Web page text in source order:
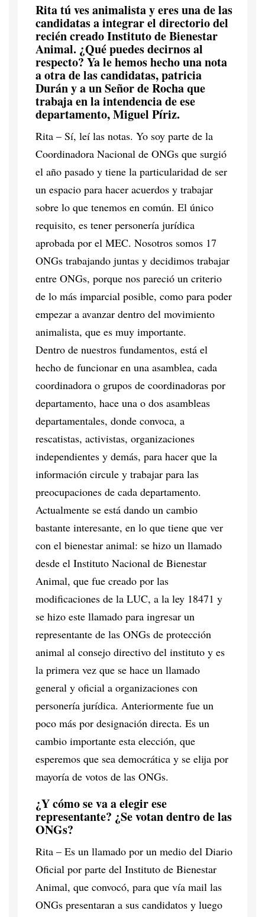
Rita tú ves animalista y eres una de las
candidatas a integrar el directorio del
recién creado Instituto de Bienestar
Animal. ¿Qué puedes decirnos al
respecto? Ya le hemos hecho una nota
a otra de las candidatas, patricia
Durán y a un Señor de Rocha que
trabaja en la intendencia de ese
departamento, Miguel Píriz.
Rita – Sí, leí las notas. Yo soy parte de la
Coordinadora Nacional de ONGs que surgió
el año pasado y tiene la particularidad de ser
un espacio para hacer acuerdos y trabajar
sobre lo que tenemos en común. El único
requisito, es tener personería jurídica
aprobada por el MEC. Nosotros somos 17
ONGs trabajando juntas y decidimos trabajar
entre ONGs, porque nos pareció un criterio
de lo más imparcial posible, como para poder
empezar a avanzar dentro del movimiento
animalista, que es muy importante.
Dentro de nuestros fundamentos, está el
hecho de funcionar en una asamblea, cada
coordinadora o grupos de coordinadoras por
departamento, hace una o dos asambleas
departamentales, donde convoca, a
rescatistas, activistas, organizaciones
independientes y demás, para hacer que la
información circule y trabajar para las
preocupaciones de cada departamento.
Actualmente se está dando un cambio
bastante interesante, en lo que tiene que ver
con el bienestar animal: se hizo un llamado
desde el Instituto Nacional de Bienestar
Animal, que fue creado por las
modificaciones de la LUC, a la ley 18471 y
se hizo este llamado para ingresar un
representante de las ONGs de protección
animal al consejo directivo del instituto y es
la primera vez que se hace un llamado
general y oficial a organizaciones con
personería jurídica. Anteriormente fue un
poco más por designación directa. Es un
cambio importante esta elección, que
esperemos que sea democrática y se elija por
mayoría de votos de las ONGs.
¿Y cómo se va a elegir ese
representante? ¿Se votan dentro de las
ONGs?
Rita – Es un llamado por un medio del Diario
Oficial por parte del Instituto de Bienestar
Animal, que convocó, para que vía mail las
ONGs presentaran a sus candidatos y luego